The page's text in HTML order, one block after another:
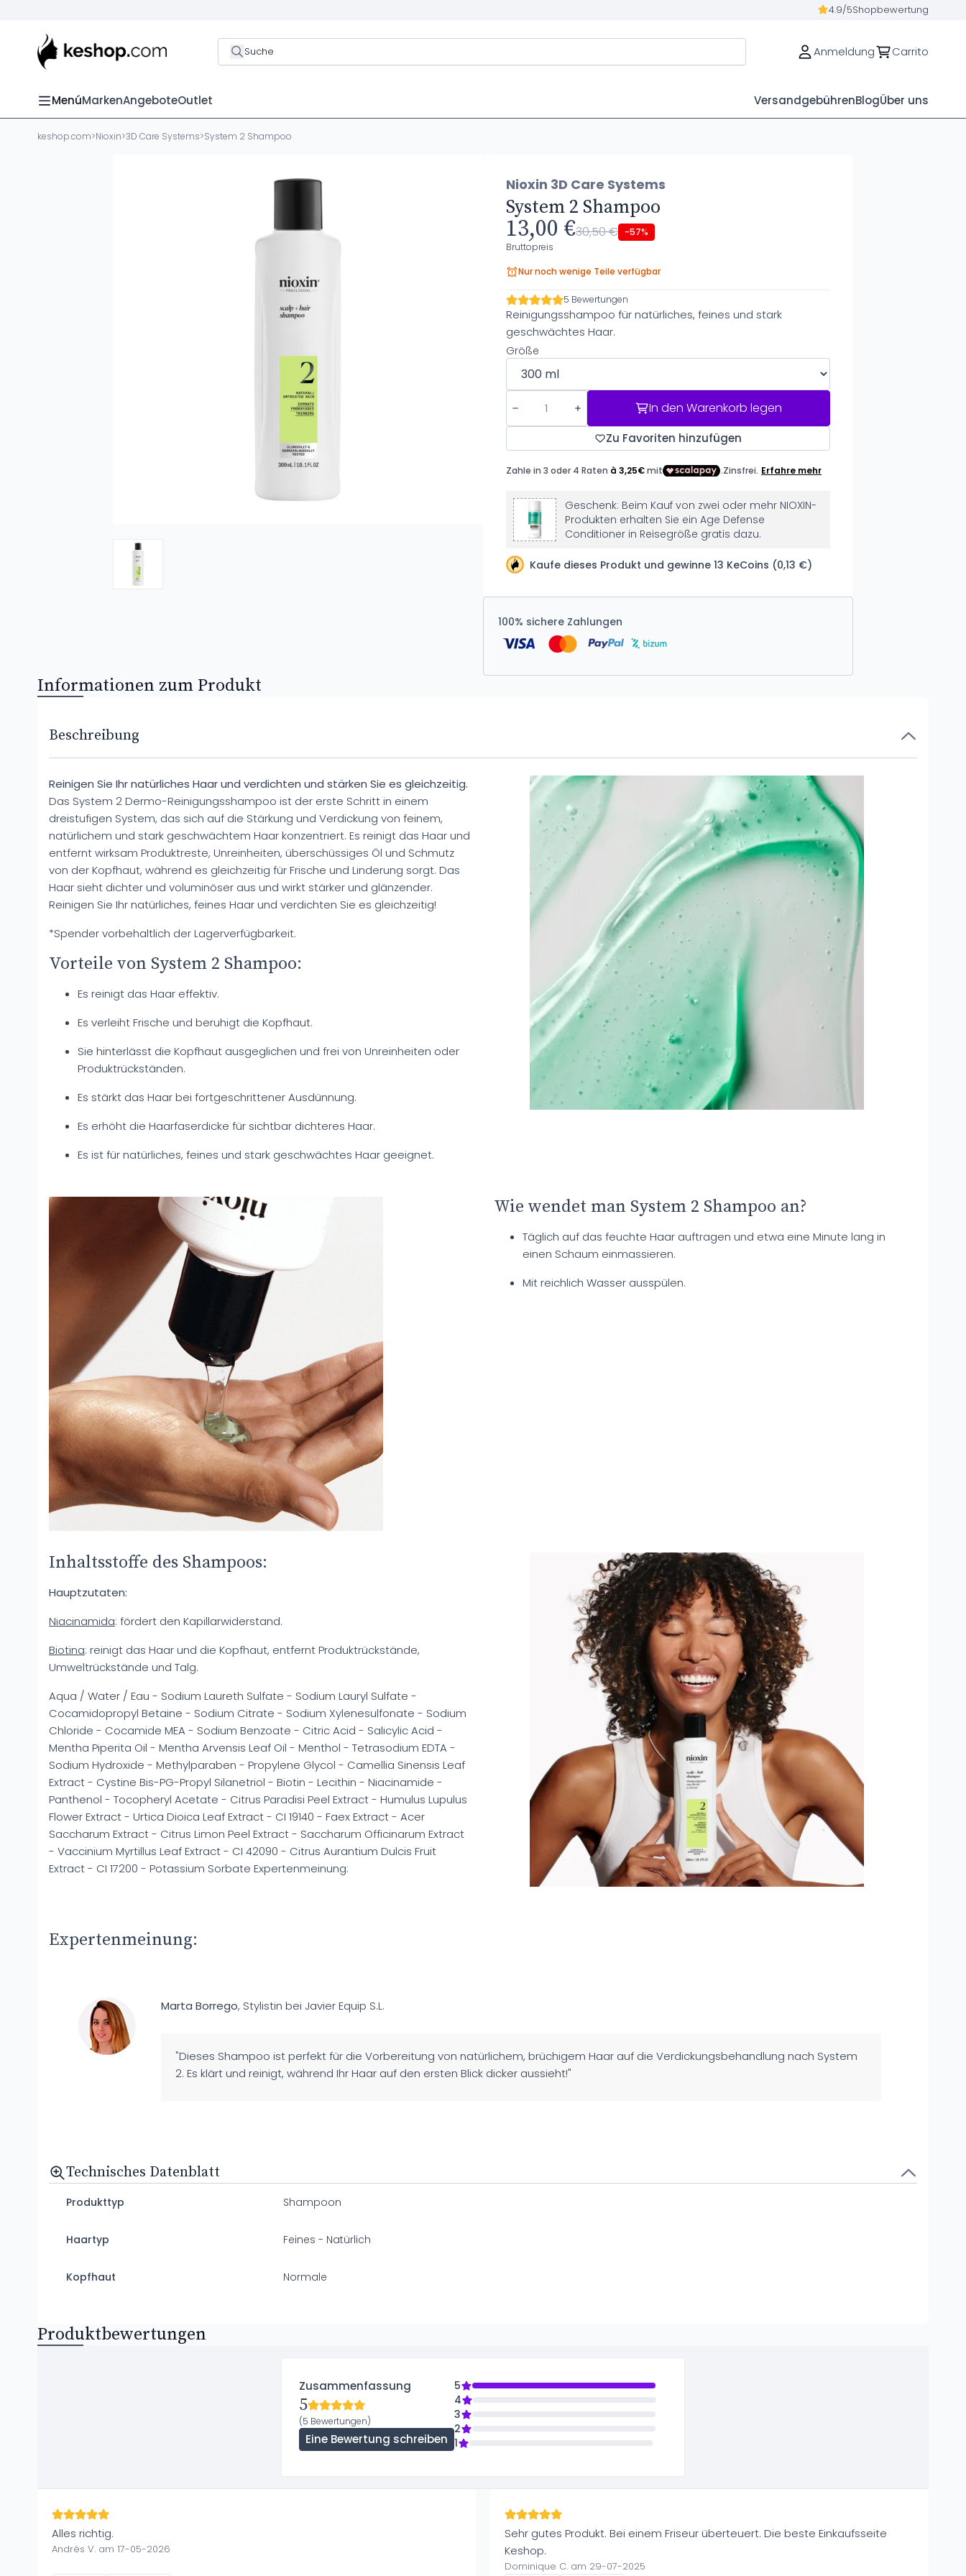
4.9/5Shopbewertung
Suche Anmeldung Carrito
MenúMarkenAngeboteOutlet VersandgebührenBlogÜber uns
keshop.com>Nioxin>3D Care Systems>System 2 Shampoo
Nioxin 3D Care Systems
System 2 Shampoo
13,00 €30,50 € -57%
Bruttopreis
Nur noch wenige Teile verfügbar
5 Bewertungen
Reinigungsshampoo für natürliches, feines und stark
geschwächtes Haar.
Größe
In den Warenkorb legen
Zu Favoriten hinzufügen
Geschenk: Beim Kauf von zwei oder mehr NIOXIN-
Produkten erhalten Sie ein Age Defense
Conditioner in Reisegröße gratis dazu.
Kaufe dieses Produkt und gewinne 13 KeCoins (0,13 €)
100% sichere Zahlungen
Informationen zum Produkt
Beschreibung
Reinigen Sie Ihr natürliches Haar und verdichten und stärken Sie es gleichzeitig.
Das System 2 Dermo-Reinigungsshampoo ist der erste Schritt in einem
dreistufigen System, das sich auf die Stärkung und Verdickung von feinem,
natürlichem und stark geschwächtem Haar konzentriert. Es reinigt das Haar und
entfernt wirksam Produktreste, Unreinheiten, überschüssiges Öl und Schmutz
von der Kopfhaut, während es gleichzeitig für Frische und Linderung sorgt. Das
Haar sieht dichter und voluminöser aus und wirkt stärker und glänzender.
Reinigen Sie Ihr natürliches, feines Haar und verdichten Sie es gleichzeitig!
*Spender vorbehaltlich der Lagerverfügbarkeit.
Vorteile von System 2 Shampoo:
Es reinigt das Haar effektiv.
Es verleiht Frische und beruhigt die Kopfhaut.
Sie hinterlässt die Kopfhaut ausgeglichen und frei von Unreinheiten oder
Produktrückständen.
Es stärkt das Haar bei fortgeschrittener Ausdünnung.
Es erhöht die Haarfaserdicke für sichtbar dichteres Haar.
Es ist für natürliches, feines und stark geschwächtes Haar geeignet.
Wie wendet man System 2 Shampoo an?
Täglich auf das feuchte Haar auftragen und etwa eine Minute lang in
einen Schaum einmassieren.
Mit reichlich Wasser ausspülen.
Inhaltsstoffe des Shampoos:
Hauptzutaten:
Niacinamida: fördert den Kapillarwiderstand.
Biotina: reinigt das Haar und die Kopfhaut, entfernt Produktrückstände,
Umweltrückstände und Talg.
Aqua / Water / Eau - Sodium Laureth Sulfate - Sodium Lauryl Sulfate -
Cocamidopropyl Betaine - Sodium Citrate - Sodium Xylenesulfonate - Sodium
Chloride - Cocamide MEA - Sodium Benzoate - Citric Acid - Salicylic Acid -
Mentha Piperita Oil - Mentha Arvensis Leaf Oil - Menthol - Tetrasodium EDTA -
Sodium Hydroxide - Methylparaben - Propylene Glycol - Camellia Sinensis Leaf
Extract - Cystine Bis-PG-Propyl Silanetriol - Biotin - Lecithin - Niacinamide -
Panthenol - Tocopheryl Acetate - Citrus Paradisi Peel Extract - Humulus Lupulus
Flower Extract - Urtica Dioica Leaf Extract - CI 19140 - Faex Extract - Acer
Saccharum Extract - Citrus Limon Peel Extract - Saccharum Officinarum Extract
- Vaccinium Myrtillus Leaf Extract - CI 42090 - Citrus Aurantium Dulcis Fruit
Extract - CI 17200 - Potassium Sorbate Expertenmeinung:
Expertenmeinung:
Marta Borrego, Stylistin bei Javier Equip S.L.
"Dieses Shampoo ist perfekt für die Vorbereitung von natürlichem, brüchigem Haar auf die Verdickungsbehandlung nach System
2. Es klärt und reinigt, während Ihr Haar auf den ersten Blick dicker aussieht!"
Technisches Datenblatt
Produkttyp Shampoon
Haartyp Feines - Natürlich
Kopfhaut Normale
Produktbewertungen
Zusammenfassung
5
(5 Bewertungen)
Eine Bewertung schreiben
5
4
3
2
1
Alles richtig.
Andrés V. am 17-05-2026
Sehr gutes Produkt. Bei einem Friseur überteuert. Die beste Einkaufsseite
Keshop.
Dominique C. am 29-07-2025